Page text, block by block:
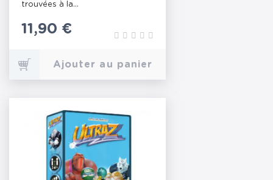
trouvées à la...
Prix
11,90 €
Ajouter au panier